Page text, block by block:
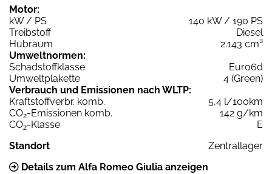
Motor:
kW / PS
140 kW / 190 PS
Treibstoff
Diesel
Hubraum
2.143 cm³
Umweltnormen:
Schadstoffklasse
Euro6d
Umweltplakette
4 (Green)
Verbrauch und Emissionen nach WLTP:
Kraftstoffverbr. komb.
5,4 l/100km
CO2-Emissionen komb.
142 g/km
CO2-Klasse
E
Standort
Zentrallager
Details zum Alfa Romeo Giulia anzeigen